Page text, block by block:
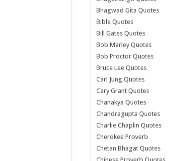
Bhagwad Gita Quotes
Bible Quotes
Bill Gates Quotes
Bob Marley Quotes
Bob Proctor Quotes
Bruce Lee Quotes
Carl Jung Quotes
Cary Grant Quotes
Chanakya Quotes
Chandragupta Quotes
Charlie Chaplin Quotes
Cherokee Proverb
Chetan Bhagat Quotes